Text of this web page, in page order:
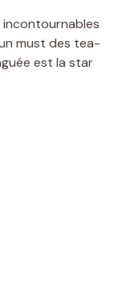
must des tea-
est la star